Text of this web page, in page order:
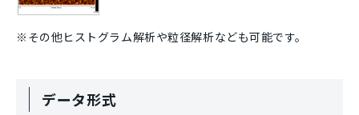
※その他ヒストグラム解析や粒径解析なども可能です。
データ形式